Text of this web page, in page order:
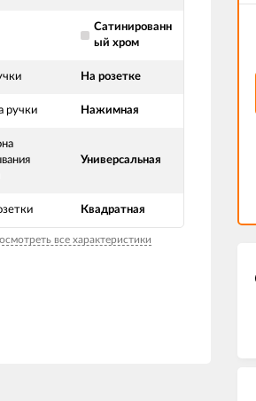
Сатинированн
ый хром
На розетке
ручки Нажимная
Универсальная
Квадратная
все характеристики